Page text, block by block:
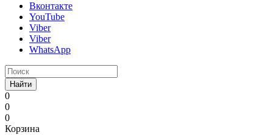
Вконтакте
YouTube
Viber
Viber
WhatsApp
Найти
0
0
0
Корзина